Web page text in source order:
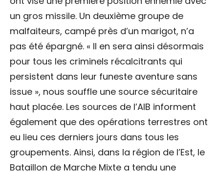
un gros missile. Un deuxième groupe de
malfaiteurs, campé près d’un marigot, n’a
pas été épargné. « Il en sera ainsi désormais
pour tous les criminels récalcitrants qui
persistent dans leur funeste aventure sans
issue », nous souffle une source sécuritaire
haut placée. Les sources de l’AIB informent
également que des opérations terrestres ont
eu lieu ces derniers jours dans tous les
groupements. Ainsi, dans la région de l’Est, le
Bataillon de Marche Mixte a tendu une